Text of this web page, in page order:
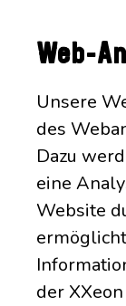
Web-
Unsere
des
Dazu
eine
Website
der